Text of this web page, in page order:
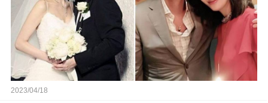
2023/04/18